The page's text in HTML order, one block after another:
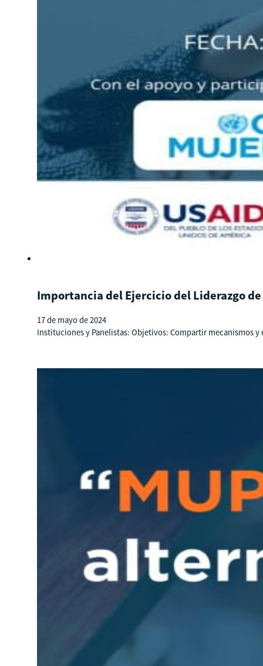
Importancia del Ejercicio del Liderazgo
17 de mayo de 2024
Instituciones y Panelistas: Objetivos: Compartir mecanismos